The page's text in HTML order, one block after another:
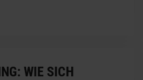
WIE SICH